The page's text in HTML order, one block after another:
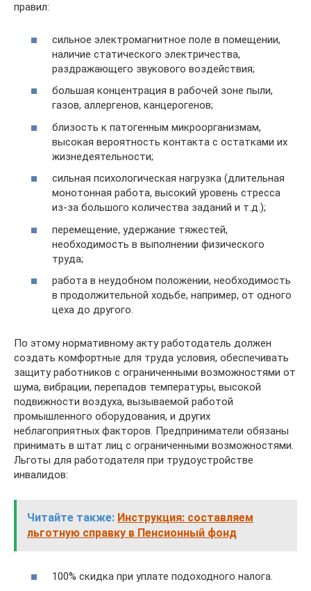
правил:
сильное электромагнитное поле в помещении,
наличие статического электричества,
раздражающего звукового воздействия;
большая концентрация в рабочей зоне пыли,
газов, аллергенов, канцерогенов;
близость к патогенным микроорганизмам,
высокая вероятность контакта с остатками их
жизнедеятельности;
сильная психологическая нагрузка (длительная
монотонная работа, высокий уровень стресса
из-за большого количества заданий и т.д.);
перемещение, удержание тяжестей,
необходимость в выполнении физического
труда;
работа в неудобном положении, необходимость
в продолжительной ходьбе, например, от одного
цеха до другого.
По этому нормативному акту работодатель должен
создать комфортные для труда условия, обеспечивать
защиту работников с ограниченными возможностями от
шума, вибрации, перепадов температуры, высокой
подвижности воздуха, вызываемой работой
промышленного оборудования, и других
неблагоприятных факторов. Предприниматели обязаны
принимать в штат лиц с ограниченными возможностями.
Льготы для работодателя при трудоустройстве
инвалидов:
Читайте также: Инструкция: составляем
льготную справку в Пенсионный фонд
100% скидка при уплате подоходного налога.